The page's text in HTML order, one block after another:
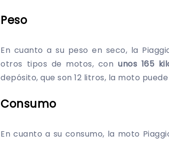
Peso
En cuanto a su peso en seco, la
otros tipos de motos, con unos 165
depósito, que son 12 litros, la moto
Consumo
En cuanto a su consumo, la moto